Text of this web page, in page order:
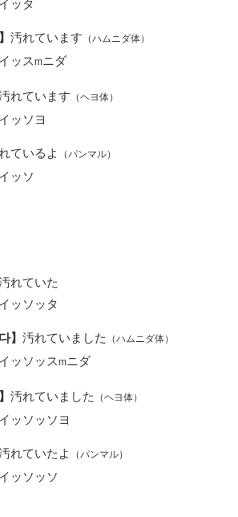
ッタ
汚れています （ハムニダ体）
ッスmニダ
れています （ヘヨ体）
ッソヨ
ているよ （パンマル）
ッソ
れていた
ッソッタ
】 汚れていました （ハムニダ体）
ッソッス m ニダ
汚れていました （ヘヨ体）
ッソッソヨ
れていたよ （パンマル）
ッソッソ